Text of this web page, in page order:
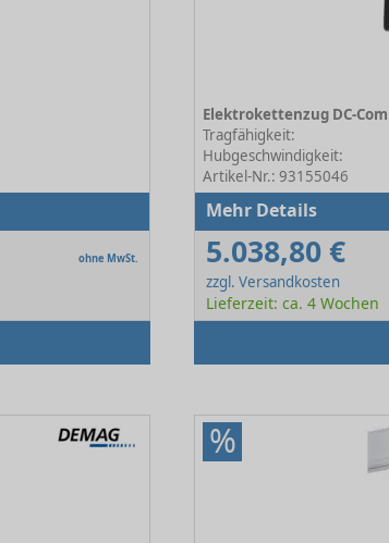
ohne MwSt.
Tragfähigkeit:
Hubgeschwindigkeit:
Artikel-Nr.: 93155046
Mehr Details
5.038,80 €
zzgl. Versandkosten
Lieferzeit: ca. 4 Wochen
%